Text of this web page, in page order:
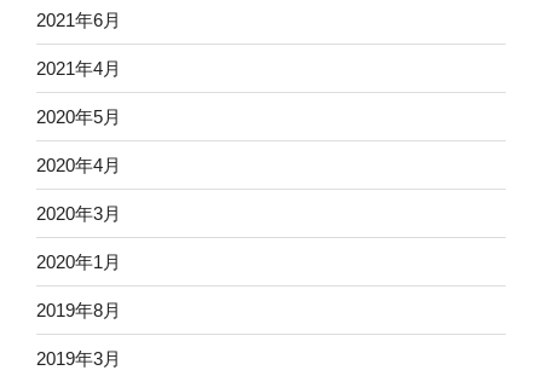
2021年6月
2021年4月
2020年5月
2020年4月
2020年3月
2020年1月
2019年8月
2019年3月